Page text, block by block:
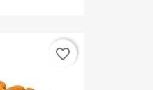
favorite_border